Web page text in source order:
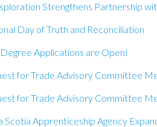
Strengthens Partnership
Day of Truth and Reconciliation
Applications are Open!
for Trade Advisory Committee
for Trade Advisory Committee
Scotia Apprenticeship Agency